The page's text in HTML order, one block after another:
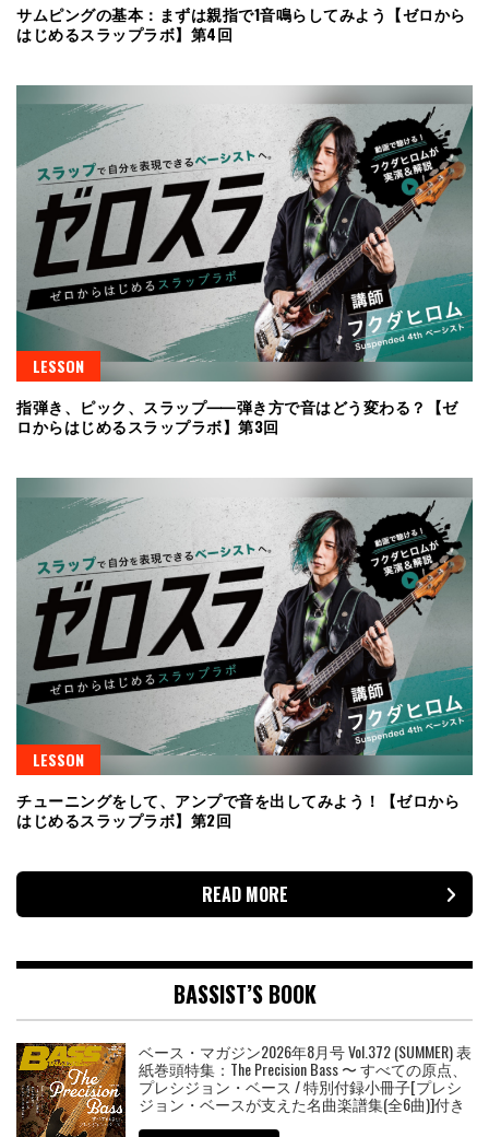
サムピングの基本：まずは親指で1音鳴らしてみよう【ゼロから
はじめるスラップラボ】第4回
LESSON
指弾き、ピック、スラップ⸺弾き方で音はどう変わる？【ゼ
ロからはじめるスラップラボ】第3回
LESSON
チューニングをして、アンプで音を出してみよう！【ゼロから
はじめるスラップラボ】第2回
READ MORE
BASSIST’S BOOK
ベース・マガジン2026年8月号 Vol.372 (SUMMER) 表
紙巻頭特集：The Precision Bass 〜 すべての原点、
プレシジョン・ベース / 特別付録小冊子[プレシ
ジョン・ベースが支えた名曲楽譜集(全6曲)]付き